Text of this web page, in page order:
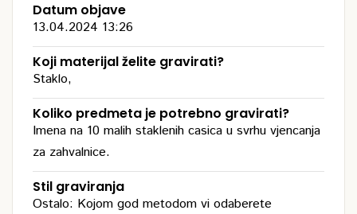
Datum objave
13.04.2024 13:26
Koji materijal želite gravirati?
Staklo,
Koliko predmeta je potrebno gravirati?
Imena na 10 malih staklenih casica u svrhu vjencanja
za zahvalnice.
Stil graviranja
Ostalo: Kojom god metodom vi odaberete